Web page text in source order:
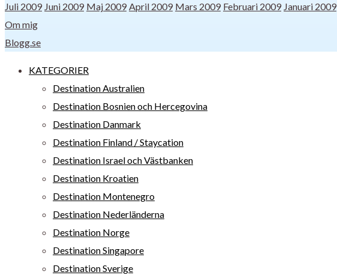
Juli 2009 Juni 2009 Maj 2009 April 2009 Mars 2009 Februari 2009 Januari 2009
Om mig
Blogg.se
KATEGORIER
Destination Australien
Destination Bosnien och Hercegovina
Destination Danmark
Destination Finland / Staycation
Destination Israel och Västbanken
Destination Kroatien
Destination Montenegro
Destination Nederländerna
Destination Norge
Destination Singapore
Destination Sverige